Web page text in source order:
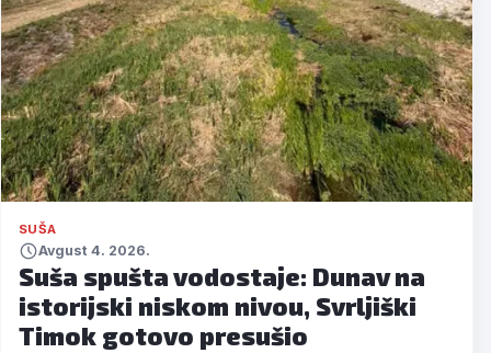
SUŠA
Avgust 4. 2026.
Suša spušta vodostaje: Dunav na
istorijski niskom nivou, Svrljiški
Timok gotovo presušio